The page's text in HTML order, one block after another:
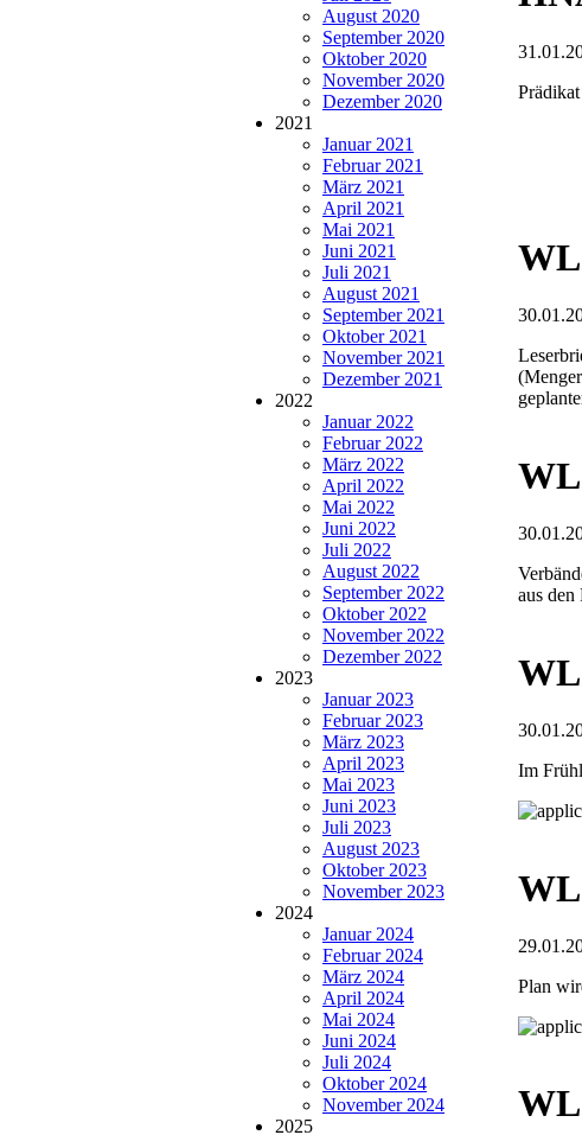
August 2020
September 2020
Oktober 2020
November 2020
Dezember 2020
2021
Januar 2021
Februar 2021
März 2021
April 2021
Mai 2021
Juni 2021
Juli 2021
August 2021
September 2021
Oktober 2021
November 2021
Dezember 2021
2022
Januar 2022
Februar 2022
März 2022
April 2022
Mai 2022
Juni 2022
Juli 2022
August 2022
September 2022
Oktober 2022
November 2022
Dezember 2022
2023
Januar 2023
Februar 2023
März 2023
April 2023
Mai 2023
Juni 2023
Juli 2023
August 2023
Oktober 2023
November 2023
2024
Januar 2024
Februar 2024
März 2024
April 2024
Mai 2024
Juni 2024
Juli 2024
Oktober 2024
November 2024
2025
aus
Im
Plan